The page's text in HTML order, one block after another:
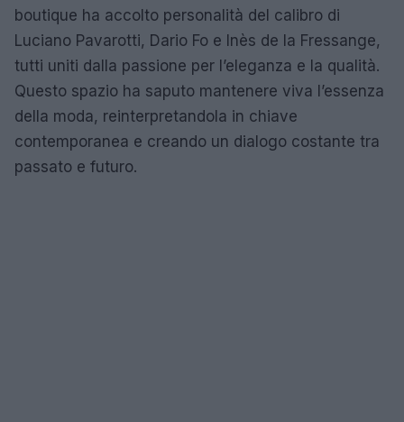
boutique ha accolto personalità del calibro di
Luciano Pavarotti, Dario Fo e Inès de la Fressange,
tutti uniti dalla passione per l’eleganza e la qualità.
Questo spazio ha saputo mantenere viva l’essenza
della moda, reinterpretandola in chiave
contemporanea e creando un dialogo costante tra
passato e futuro.